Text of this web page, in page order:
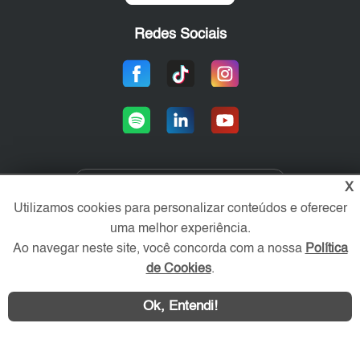
Redes Sociais
Área exclusiva aos anunciantes,
acesse sua conta:
X
Utilizamos cookies para personalizar conteúdos e oferecer
uma melhor experiência.
Ao navegar neste site, você concorda com a nossa Política
de Cookies.
Ok, Entendi!